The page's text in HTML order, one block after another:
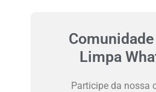
Limpa
Participe da nossa